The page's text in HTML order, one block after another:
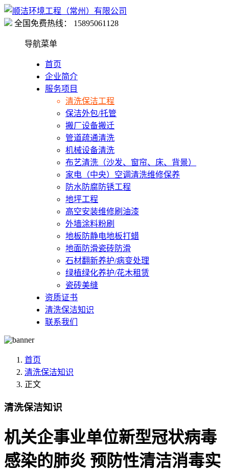
全国免费热线： 15895061128
导航菜单
首页
企业简介
服务项目
清洗保洁工程
保洁外包/托管
搬厂设备搬迁
管道疏通清洗
机械设备清洗
布艺清洗（沙发、窗帘、床、背景）
家电（中央）空调清洗维修保养
防水防腐防锈工程
地坪工程
高空安装维修刷油漆
外墙涂料粉刷
地板防静电地板打蜡
地面防滑瓷砖防滑
石材翻新养护/病变处理
绿植绿化养护/花木租赁
瓷砖美缝
资质证书
清洗保洁知识
联系我们
首页
清洗保洁知识
正文
清洗保洁知识
机关企事业单位新型冠状病毒
感染的肺炎 预防性清洁消毒实